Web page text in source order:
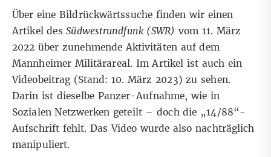
Über eineBildrückwärtssuchefinden wir einen
Artikel desSüdwestrundfunk(SWR) vom 11. März
2022 über zunehmende Aktivitäten auf dem
Mannheimer Militärareal. Im Artikel ist auch ein
Videobeitrag(Stand: 10. März 2023) zu sehen.
Darin ist dieselbe Panzer-Aufnahme, wie in
Sozialen Netzwerken geteilt – doch die „14/88“-
Aufschrift fehlt. Das Video wurde also nachträglich
manipuliert.